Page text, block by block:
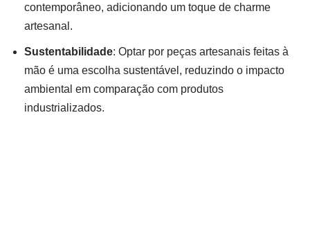
contemporâneo, adicionando um toque de charme
artesanal.
Sustentabilidade: Optar por peças artesanais feitas à
mão é uma escolha sustentável, reduzindo o impacto
ambiental em comparação com produtos
industrializados.